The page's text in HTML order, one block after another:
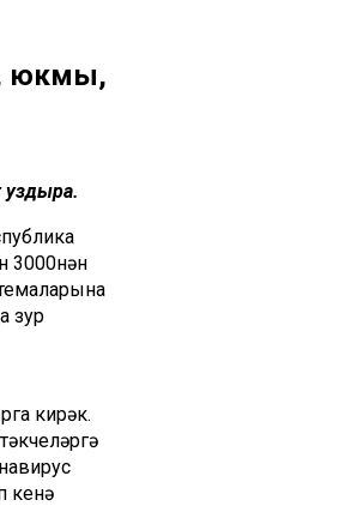
юкмы,
уздыра.
3000нән
зур
кирәк.
кенә